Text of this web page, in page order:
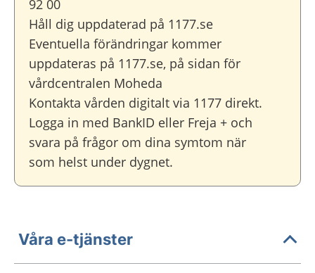
92 00
Håll dig uppdaterad på 1177.se
Eventuella förändringar kommer
uppdateras på 1177.se, på sidan för
vårdcentralen Moheda
Kontakta vården digitalt via 1177 direkt.
Logga in med BankID eller Freja + och
svara på frågor om dina symtom när
som helst under dygnet.
Våra e-tjänster